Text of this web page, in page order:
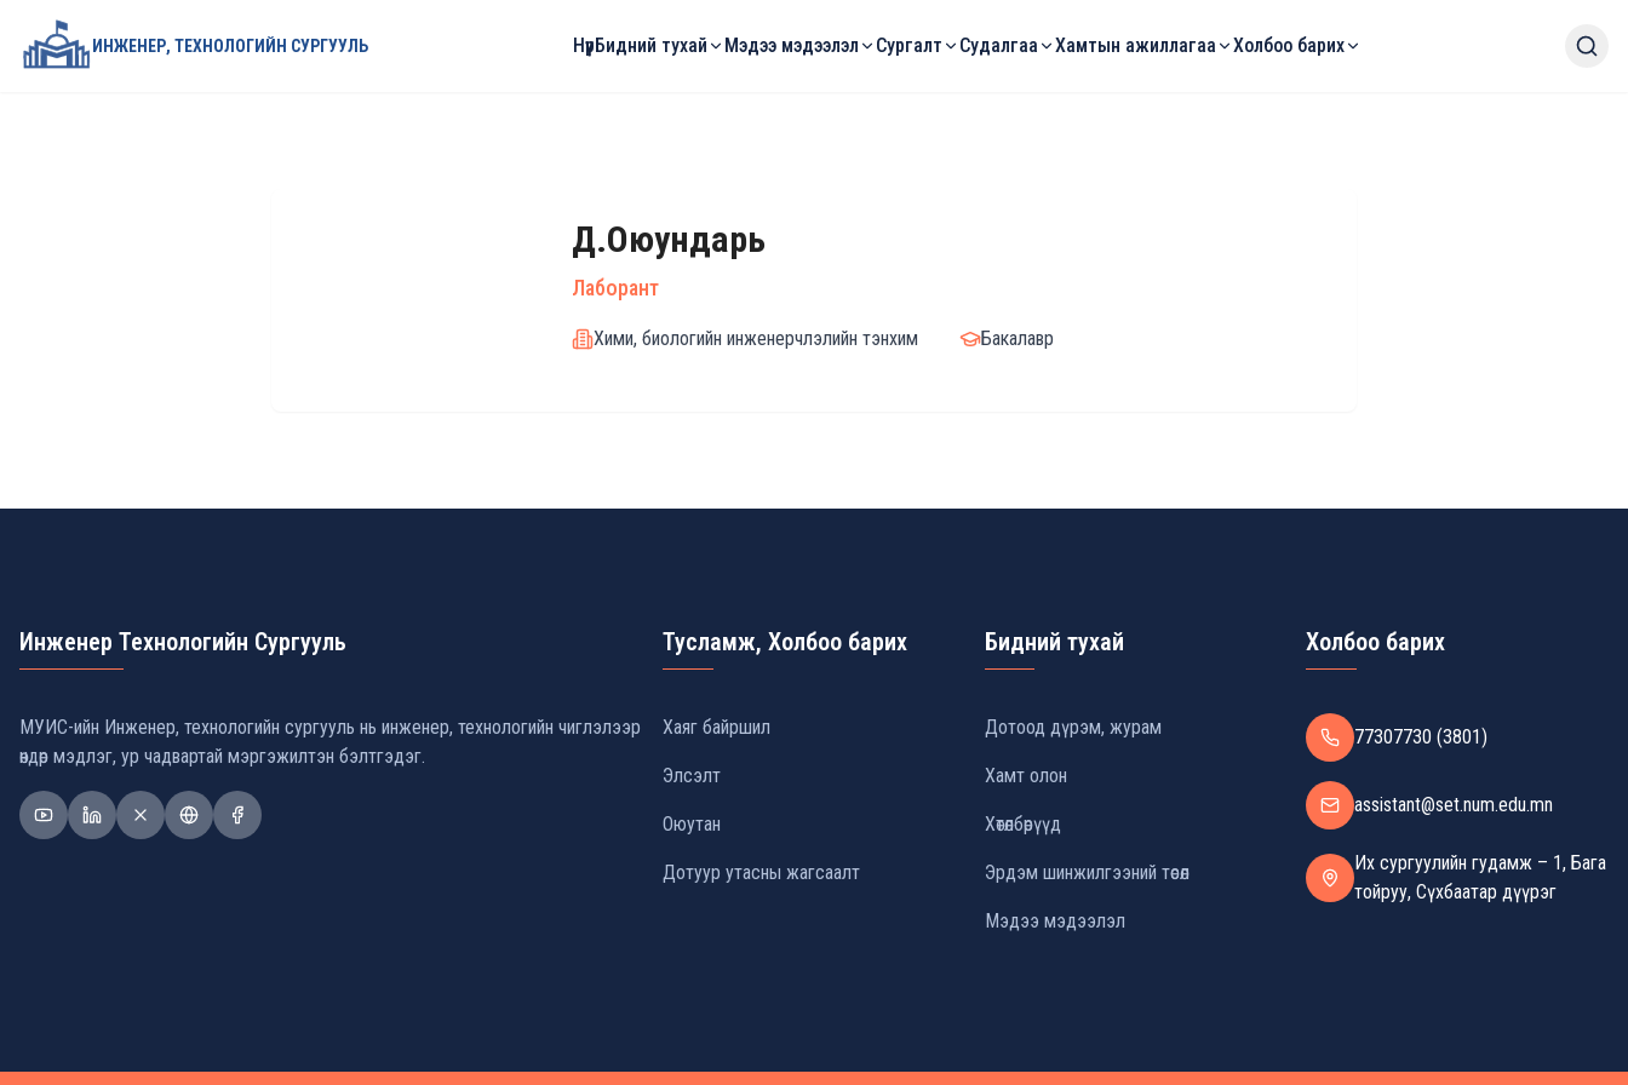
ИНЖЕНЕР, ТЕХНОЛОГИЙН СУРГУУЛЬ НүүрБидний тухай Мэдээ мэдээлэл Сургалт Судалгаа Хамтын ажиллагаа Холбоо барих
Д.Оюундарь
Лаборант
Хими, биологийн инженерчлэлийн тэнхим Бакалавр
Инженер Технологийн Сургууль
МУИС-ийн Инженер, технологийн сургууль нь инженер, технологийн чиглэлээр
өндөр мэдлэг, ур чадвартай мэргэжилтэн бэлтгэдэг.
Тусламж, Холбоо барих
Хаяг байршил
Элсэлт
Оюутан
Дотуур утасны жагсаалт
Бидний тухай
Дотоод дүрэм, журам
Хамт олон
Хөтөлбөрүүд
Эрдэм шинжилгээний төсөл
Мэдээ мэдээлэл
Холбоо барих
77307730 (3801)
assistant@set.num.edu.mn
Их сургуулийн гудамж – 1, Бага
тойруу, Сүхбаатар дүүрэг